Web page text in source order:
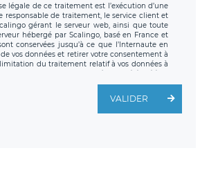
légale de ce traitement est l’exécution d’une
responsable de traitement, le service client et
gérant le serveur web, ainsi que toute
hébergé par Scalingo, basé en France et
conservées jusqu’à ce que l’Internaute en
vos données et retirer votre consentement à
du traitement relatif à vos données à
exercer ces droits auprès du délégué à la
et est joignable à l’adresse mail suivante :
le droit d’introduire une réclamation
VALIDER